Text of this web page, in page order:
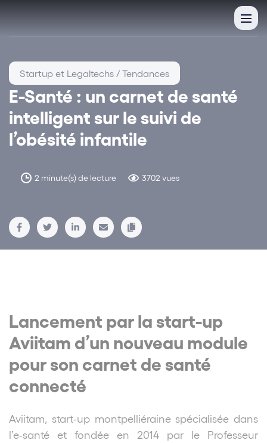
E-Santé : un carnet de santé
intelligent sur le suivi de
l’obésité infantile
2 minute(s) de lecture 3702 vues
Startup et Legaltechs / Tendances
Lancement par la start-up
Aviitam d’un nouveau module
pour son carnet de santé
connecté
Aviitam, start-up montpelliéraine spécialisée dans
l’e-santé et fondée en 2014 par le Professeur